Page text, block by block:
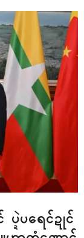
ဍဲပရေၚ်ဍုၚ်